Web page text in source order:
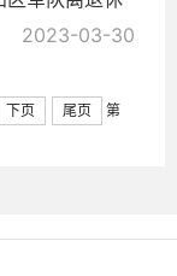
2023-03-30
下页 尾页
第